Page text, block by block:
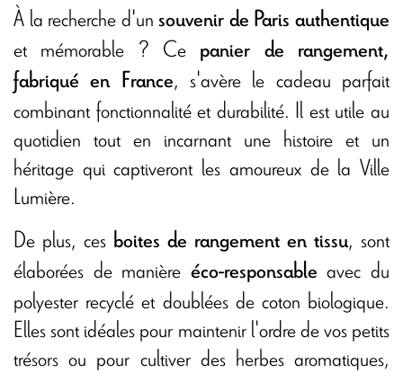
À la recherche d'unsouvenir de Paris authentique
et mémorable ? Ce panier de rangement,
fabriqué en France, s'avère le cadeau parfait
combinant fonctionnalité et durabilité. Il est utile au
quotidien tout en incarnant une histoire et un
héritage qui captiveront les amoureux de la Ville
Lumière.
De plus, ces boites de rangement en tissu, sont
élaborées de manière éco-responsable avec du
polyester recyclé et doublées de coton biologique.
Elles sont idéales pour maintenir l'ordre de vos petits
trésors ou pour cultiver des herbes aromatiques,